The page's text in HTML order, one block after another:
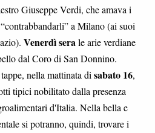
Giuseppe Verdi, che amava i
a Milano (ai suoi
Venerdì serale arie verdiane
dal Coro di San Donnino.
nella mattinata di sabato 16,
tipici nobilitato dalla presenza
d'Italia. Nella bella e
si potranno, quindi, trovare i